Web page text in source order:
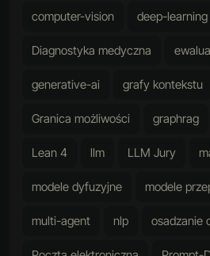
computer-vision deep-learning
Diagnostyka medyczna
generative-ai grafy kontekstu
Granica możliwości graphrag
Lean 4 llm LLM Jury
modele dyfuzyjne modele
multi-agent nlp osadzanie